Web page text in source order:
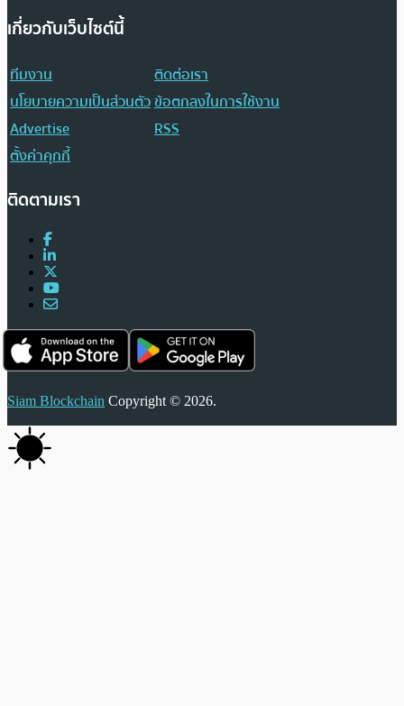
เกี่ยวกับเว็บไซต์นี้
ทีมงาน
ติดต่อเรา
นโยบายความเป็นส่วนตัวข้อตกลงในการใช้งาน
Advertise
RSS
ตั้งค่าคุกกี้
ติดตามเรา
Siam Blockchain Copyright © 2026.